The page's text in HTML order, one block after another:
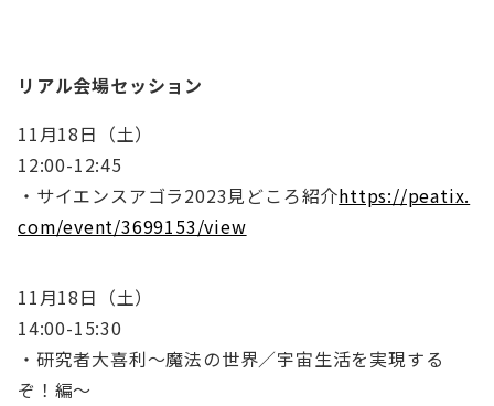
リアル会場セッション
11月18日（土）
12:00-12:45
・サイエンスアゴラ2023見どころ紹介https://peatix.
com/event/3699153/view
11月18日（土）
14:00-15:30
・研究者大喜利～魔法の世界／宇宙生活を実現する
ぞ！編～